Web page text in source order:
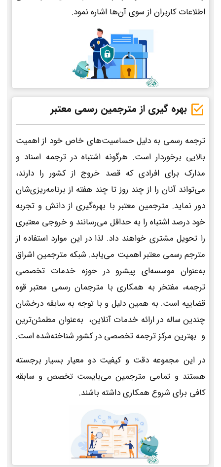
اطلاعات کاربران از سوی آن‌ها اشاره نمود.
بهره گیری از مترجمین رسمی معتبر
ترجمه رسمی به دلیل حساسیت‌های خاص خود از اهمیت
بالایی برخوردار است. هرگونه اشتباه در ترجمه اسناد و
مدارک برای افرادی که قصد خروج از کشور را دارند،
می‌تواند آنان را از چند روز تا چند هفته از برنامه‌ریزی‌شان
دور نماید. مترجمین معتبر با بهره‌گیری از دانش و تجربه
خود درصد اشتباه را به حداقل می‌رسانند و خروجی معتبری
را تحویل مشتری خواهند داد. لذا در این موارد استفاده از
مترجم رسمی معتبر اهمیت می‌یابد. شبکه مترجمین اشراق
به‌عنوان موسسه‌ای پیشرو در حوزه خدمات تخصصی
ترجمه، مفتخر به همکاری با مترجمان رسمی معتبر قوه
قضاییه است. به همین دلیل و با توجه به سابقه درخشان
چندین ساله در ارائه خدمات آنلاین، به‌عنوان مطمئن‌ترین
و بهترین مرکز ترجمه تخصصی در کشور شناخته‌شده است.
در این مجموعه دقت و کیفیت دو معیار بسیار برجسته
هستند و تمامی مترجمین می‌بایست تخصص و سابقه
کافی برای شروع همکاری داشته باشند.